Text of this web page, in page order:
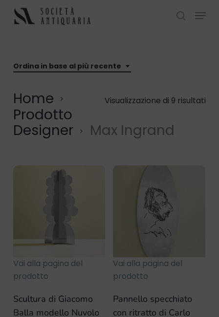
Skip
search
Menu
Ordina in base al più recente
Visualizzazione di 9 risultati
Home
Prodotto
Designer
Max Ingrand
Vai alla pagina del
prodotto
Scultura di Giacomo
Balla modello Nuvolo
Vai alla pagina del
prodotto
Pannello specchiato
con ritratto di Carlo